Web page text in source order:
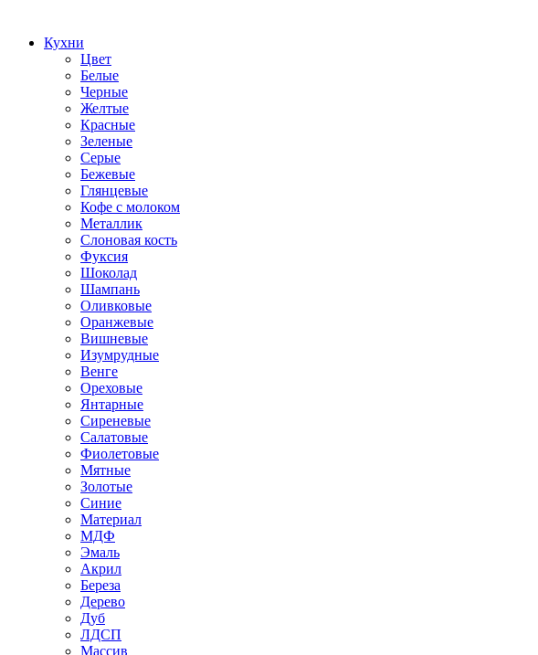
Кухни
Цвет
Белые
Черные
Желтые
Красные
Зеленые
Серые
Бежевые
Глянцевые
Кофе с молоком
Металлик
Слоновая кость
Фуксия
Шоколад
Шампань
Оливковые
Оранжевые
Вишневые
Изумрудные
Венге
Ореховые
Янтарные
Сиреневые
Салатовые
Фиолетовые
Мятные
Золотые
Синие
Материал
МДФ
Эмаль
Акрил
Береза
Дерево
Дуб
ЛДСП
Массив